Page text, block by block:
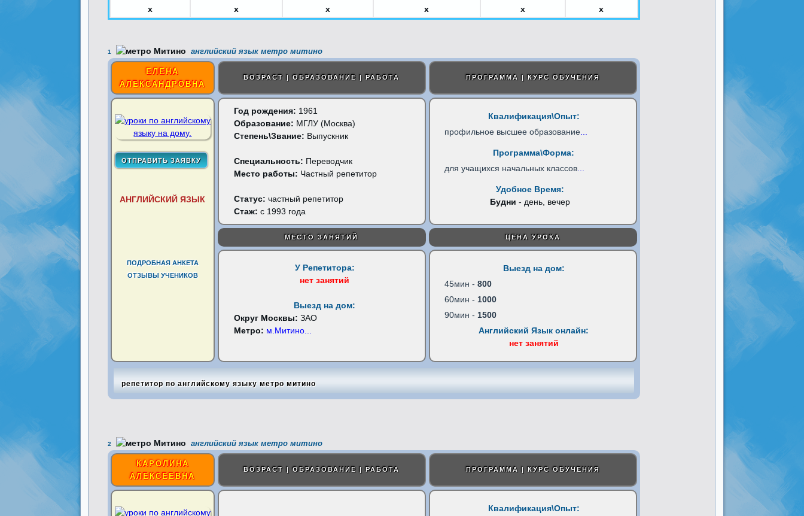
x x x x x x
1 английский язык метро митино
ЕЛЕНА
АЛЕКСАНДРОВНА
ВОЗРАСТ | ОБРАЗОВАНИЕ | РАБОТА ПРОГРАММА | КУРС ОБУЧЕНИЯ
АНГЛИЙСКИЙ ЯЗЫК
ПОДРОБНАЯ АНКЕТА
ОТЗЫВЫ УЧЕНИКОВ
Год рождения: 1961
Образование: МГЛУ (Москва)
Степень\Звание: Выпускник
Специальность: Переводчик
Место работы: Частный репетитор
Статус: частный репетитор
Стаж: с 1993 года
Квалификация\Опыт:
профильное высшее образование...
Программа\Форма:
для учащихся начальных классов...
Удобное Время:
Будни - день, вечер
МЕСТО ЗАНЯТИЙ ЦЕНА УРОКА
У Репетитора:
нет занятий
Выезд на дом:
Округ Москвы: ЗАО
Метро: м.Митино...
Выезд на дом:
45мин - 800
60мин - 1000
90мин - 1500
Английский Язык онлайн:
нет занятий
репетитор по английскому языку метро митино
2 английский язык метро митино
КАРОЛИНА
АЛЕКСЕЕВНА
ВОЗРАСТ | ОБРАЗОВАНИЕ | РАБОТА ПРОГРАММА | КУРС ОБУЧЕНИЯ
Квалификация\Опыт: